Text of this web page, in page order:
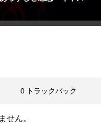
0 トラックバック
せん。